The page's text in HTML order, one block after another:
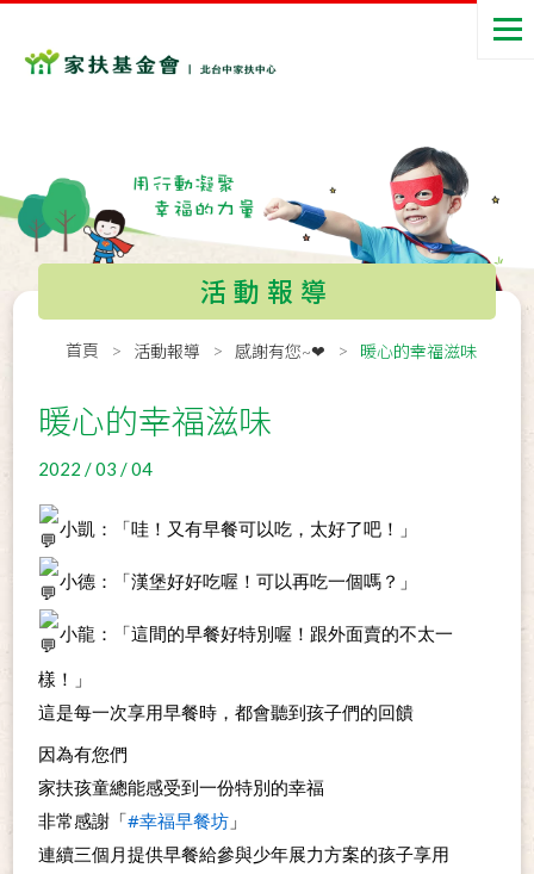
活動報導
首頁 活動報導 感謝有您~❤ 暖心的幸福滋味
暖心的幸福滋味
2022 / 03 / 04
小凱：「哇！又有早餐可以吃，太好了吧！」
小德：「漢堡好好吃喔！可以再吃一個嗎？」
小龍：「這間的早餐好特別喔！跟外面賣的不太一
樣！」
這是每一次享用早餐時，都會聽到孩子們的回饋
因為有您們
家扶孩童總能感受到一份特別的幸福
非常感謝「#幸福早餐坊 」
連續三個月提供早餐給參與少年展力方案的孩子享用